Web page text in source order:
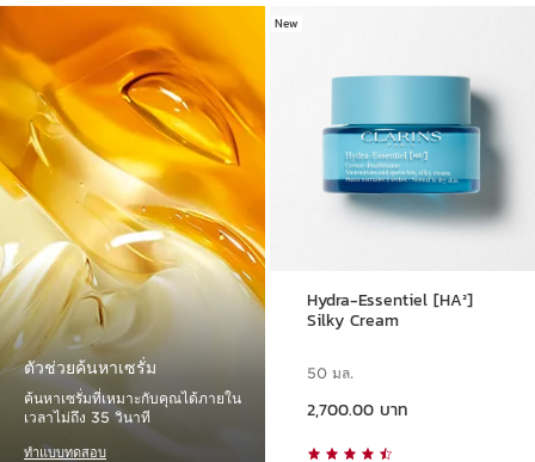
ตัวช่วยค้นหาเซรั่ม
ค้นหาเซรั่มที่เหมาะกับคุณได้ภายใน
เวลาไม่ถึง 35 วินาที
ทำแบบทดสอบ
New
Hydra-Essentiel [HA²]
Silky Cream
50 มล.
2,700.00 บาท